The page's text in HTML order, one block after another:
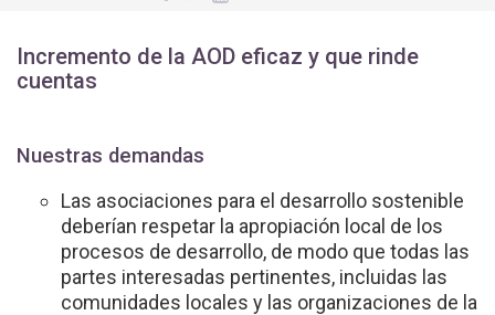
Incremento de la AOD eficaz y que rinde
cuentas
Nuestras demandas
Las asociaciones para el desarrollo sostenible
deberían respetar la apropiación local de los
procesos de desarrollo, de modo que todas las
partes interesadas pertinentes, incluidas las
comunidades locales y las organizaciones de la